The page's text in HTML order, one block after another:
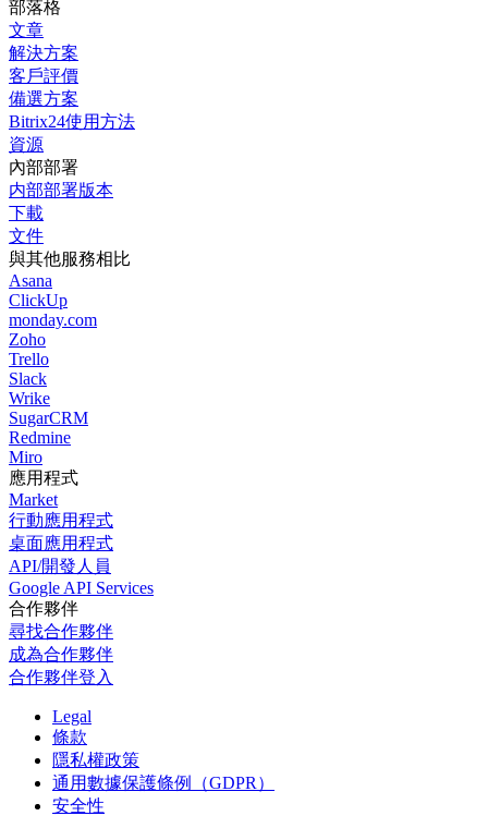
部落格
文章
解決方案
客戶評價
備選方案
Bitrix24使用方法
資源
內部部署
内部部署版本
下載
文件
與其他服務相比
Asana
ClickUp
monday.com
Zoho
Trello
Slack
Wrike
SugarCRM
Redmine
Miro
應用程式
Market
行動應用程式
桌面應用程式
API/開發人員
Google API Services
合作夥伴
尋找合作夥伴
成為合作夥伴
合作夥伴登入
Legal
條款
隱私權政策
通用數據保護條例（GDPR）
安全性